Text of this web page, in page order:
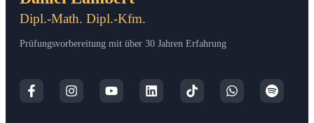
Dipl.-Math. Dipl.-Kfm.
Prüfungsvorbereitung mit über 30 Jahren Erfahrung